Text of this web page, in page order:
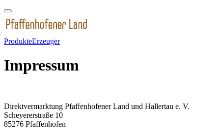
ProdukteErzeuger
Impressum
Direktvermarktung Pfaffenhofener Land und Hallertau e. V.
Scheyererstraße 10
85276 Pfaffenhofen